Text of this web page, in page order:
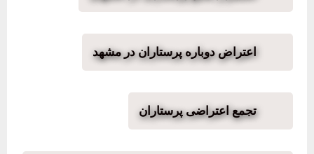
اعتراض دوباره پرستاران در مشهد
تجمع اعتراضی پرستاران